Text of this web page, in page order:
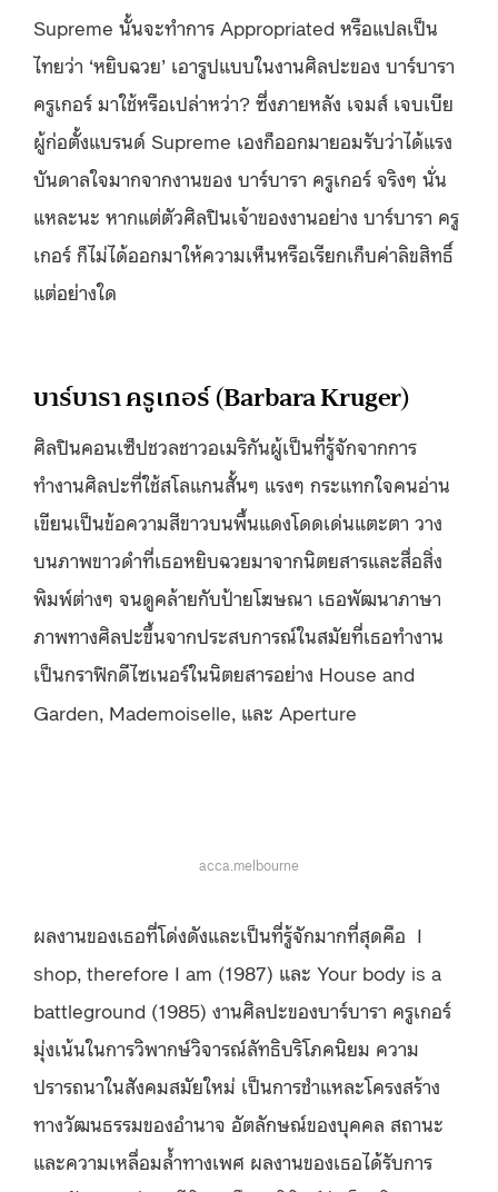
Supreme นั้นจะทำการ Appropriated หรือแปลเป็น
ไทยว่า ‘หยิบฉวย’ เอารูปแบบในงานศิลปะของ บาร์บารา
ครูเกอร์ มาใช้หรือเปล่าหว่า? ซึ่งภายหลัง เจมส์ เจบเบีย
ผู้ก่อตั้งแบรนด์ Supreme เองก็ออกมายอมรับว่าได้แรง
บันดาลใจมากจากงานของ บาร์บารา ครูเกอร์ จริงๆ นั่น
แหละนะ หากแต่ตัวศิลปินเจ้าของงานอย่าง บาร์บารา ครู
เกอร์ ก็ไม่ได้ออกมาให้ความเห็นหรือเรียกเก็บค่าลิขสิทธิ์
แต่อย่างใด
บาร์บารา ครูเกอร์ (Barbara Kruger)
ศิลปินคอนเซ็ปชวลชาวอเมริกันผู้เป็นที่รู้จักจากการ
ทำงานศิลปะที่ใช้สโลแกนสั้นๆ แรงๆ กระแทกใจคนอ่าน
เขียนเป็นข้อความสีขาวบนพื้นแดงโดดเด่นแตะตา วาง
บนภาพขาวดำที่เธอหยิบฉวยมาจากนิตยสารและสื่อสิ่ง
พิมพ์ต่างๆ จนดูคล้ายกับป้ายโฆษณา เธอพัฒนาภาษา
ภาพทางศิลปะขึ้นจากประสบการณ์ในสมัยที่เธอทำงาน
เป็นกราฟิกดีไซเนอร์ในนิตยสารอย่าง House and
Garden, Mademoiselle, และ Aperture
acca.melbourne
ผลงานของเธอที่โด่งดังและเป็นที่รู้จักมากที่สุดคือ I
shop, therefore I am (1987) และ Your body is a
battleground (1985) งานศิลปะของบาร์บารา ครูเกอร์
มุ่งเน้นในการวิพากษ์วิจารณ์ลัทธิบริโภคนิยม ความ
ปรารถนาในสังคมสมัยใหม่ เป็นการชำแหละโครงสร้าง
ทางวัฒนธรรมของอำนาจ อัตลักษณ์ของบุคคล สถานะ
และความเหลื่อมล้ำทางเพศ ผลงานของเธอได้รับการ